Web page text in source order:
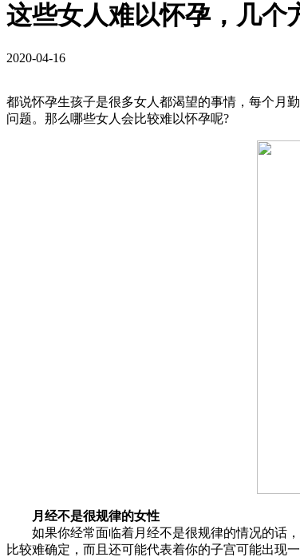
这些女人难以怀孕，几个
2020-04-16
都说怀孕生孩子是很多女人都渴望的事情，每个月
问题。那么哪些女人会比较难以怀孕呢?
月经不是很规律的女性
如果你经常面临着月经不是很规律的情况的话，
比较难确定，而且还可能代表着你的子宫可能出现